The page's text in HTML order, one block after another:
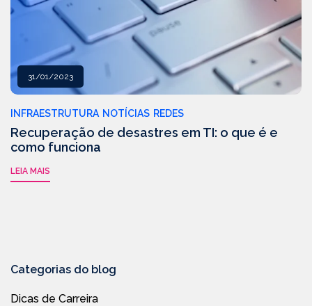
31/01/2023
INFRAESTRUTURA NOTÍCIAS REDES
Recuperação de desastres em TI: o que é e
como funciona
LEIA MAIS
Categorias do blog
Dicas de Carreira